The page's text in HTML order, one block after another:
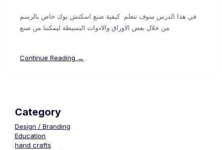
في هذا الدرس سوف نتعلم كيفية صنع اسكتش بوك خاص بالرسم
من خلال بعض الاوراق والادوات البسيطة ليمكننا من صنع
Continue Reading →
Category
Design / Branding
Education
hand crafts